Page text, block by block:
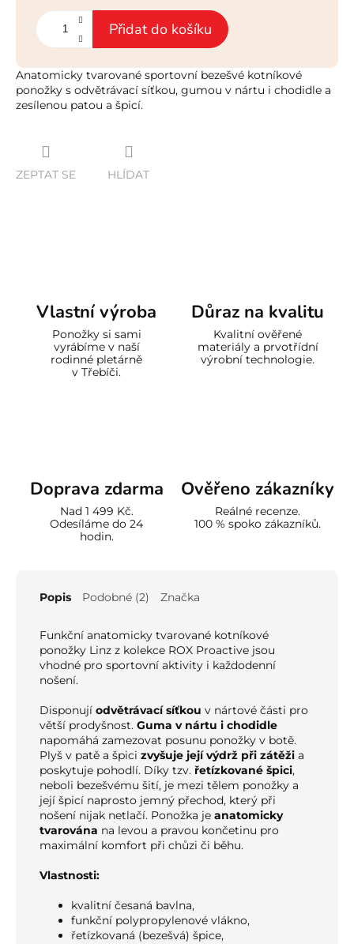
Měrná
cena:
Přidat do košíku
Anatomicky tvarované sportovní bezešvé kotníkové
ponožky s odvětrávací síťkou, gumou v nártu i chodidle a
zesílenou patou a špicí.
ZEPTAT SE HLÍDAT
Vlastní výroba
Ponožky si sami
vyrábíme v naší
rodinné pletárně
v Třebíči.
Důraz na kvalitu
Kvalitní ověřené
materiály a prvotřídní
výrobní technologie.
Doprava zdarma
Nad 1 499 Kč.
Odesíláme do 24
hodin.
Ověřeno zákazníky
Reálné recenze.
100 % spoko zákazníků.
Popis Podobné (2) Značka
Funkční anatomicky tvarované kotníkové
ponožky Linz z kolekce ROX Proactive jsou
vhodné pro sportovní aktivity i každodenní
nošení.
Disponují odvětrávací síťkou v nártové části pro
větší prodyšnost. Guma v nártu i chodidle
napomáhá zamezovat posunu ponožky v botě.
Plyš v patě a špici zvyšuje její výdrž při zátěži a
poskytuje pohodlí. Díky tzv. řetízkované špici,
neboli bezešvému šití, je mezi tělem ponožky a
její špicí naprosto jemný přechod, který při
nošení nijak netlačí. Ponožka je anatomicky
tvarována na levou a pravou končetinu pro
maximální komfort při chůzi či běhu.
Vlastnosti:
kvalitní česaná bavlna,
funkční polypropylenové vlákno,
řetízkovaná (bezešvá) špice,